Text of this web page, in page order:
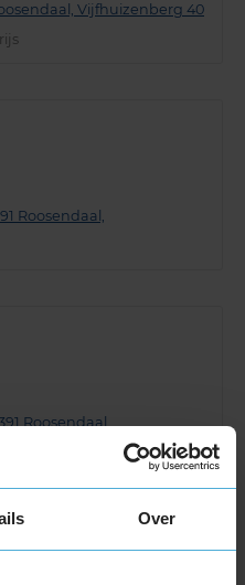
Over
Vijfhuizenberg 40
Roosendaal,
Roosendaal,